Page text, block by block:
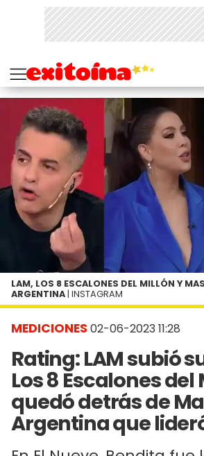
MEDICIONES 02-06-2023 11:28
Rating: LAM subió
Los 8 Escalones del
quedó detrás de
Argentina que
LAM, LOS 8 ESCALONES DEL MILLÓN Y
ARGENTINA | INSTAGRAM